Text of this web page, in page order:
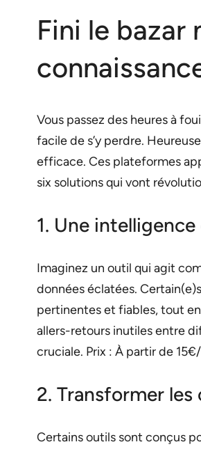
Fini le bazar
Vous passez des heures à
facile de s’y perdre.
efficace. Ces plateformes
six solutions qui vont
1. Une
Imaginez un outil qui agit
données éclatées.
pertinentes et fiables, tout
allers-retours inutiles entre
cruciale. Prix : À partir de
2. Transformer
Certains outils sont conçus